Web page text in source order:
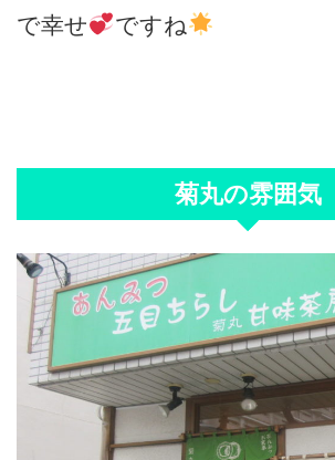
で幸せ
ですね
菊丸の雰囲気